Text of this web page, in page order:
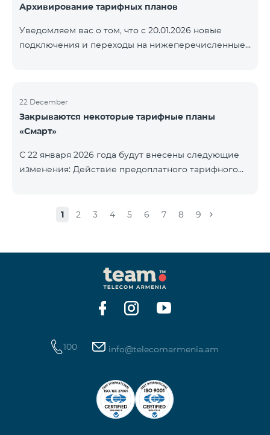
обязательной. Данные изменения реализуются в
телевизионной платформы и полностью
соответствуют нормам местного вещания.
Архивирование тарифных планов
Уведомляем вас о том, что с 20.01.2026 новые
подключения и переходы на нижеперечисленные
22 December
Закрываются некоторые тарифные планы
«Смарт»
С 22 января 2026 года будут внесены следующие
изменения: Действие предоплатного тарифного
на тарифный план «BeFree 5000 unlimit», который
500 SMS, 200 МБ в роуминге, 60 TV каналов.
Ежемесячная абонентская плата за тарифный план
«BeFree 5000 unlimit» составляет 5000 драм.
Действие предоплатного тарифного плана «Смарт
1 2 3 4 5 6 7 8 9
100 info@telecomarmenia.am